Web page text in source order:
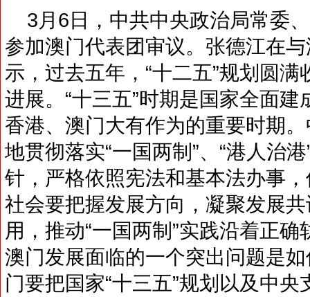
3月6日，中共中央政治局常委
参加澳门代表团审议。张德江在
示，过去五年，“十二五”规划圆
进展。“十三五”时期是国家全面
香港、澳门大有作为的重要时期
地贯彻落实“一国两制”、“港人治
针，严格依照宪法和基本法办事
社会要把握发展方向，凝聚发展
用，推动“一国两制”实践沿着正
澳门发展面临的一个突出问题是
门要把国家“十三五”规划以及中